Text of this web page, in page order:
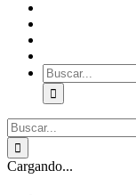
Buscar:
Buscar:
Cargando...